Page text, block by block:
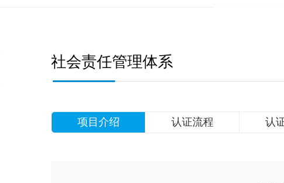
社会责任管理体系
项目介绍 认证流程 认